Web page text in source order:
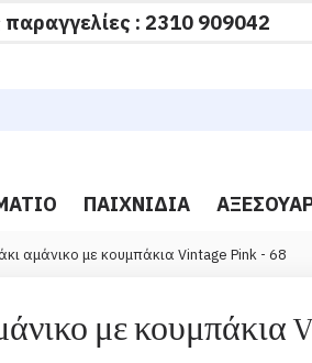
: 2310 909042
ΠΑΙΧΝΊΔΙΑ
αμάνικο με κουμπάκια Vintage Pink - 68
με κουμπάκια